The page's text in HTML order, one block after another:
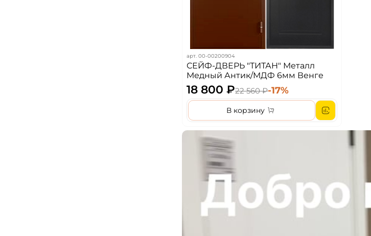
арт. 00-00200904
СЕЙФ-ДВЕРЬ "ТИТАН" Металл
Медный Антик/МДФ 6мм Венге
18 800 ₽22 560 ₽-17%
В корзину